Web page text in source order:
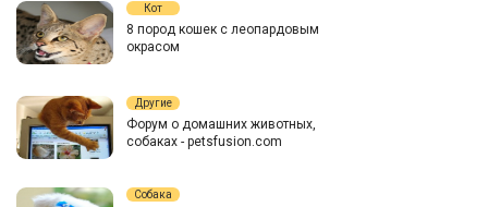
Кот
8 пород кошек с леопардовым
окрасом
Другие
Форум о домашних животных,
собаках - petsfusion.com
Собака